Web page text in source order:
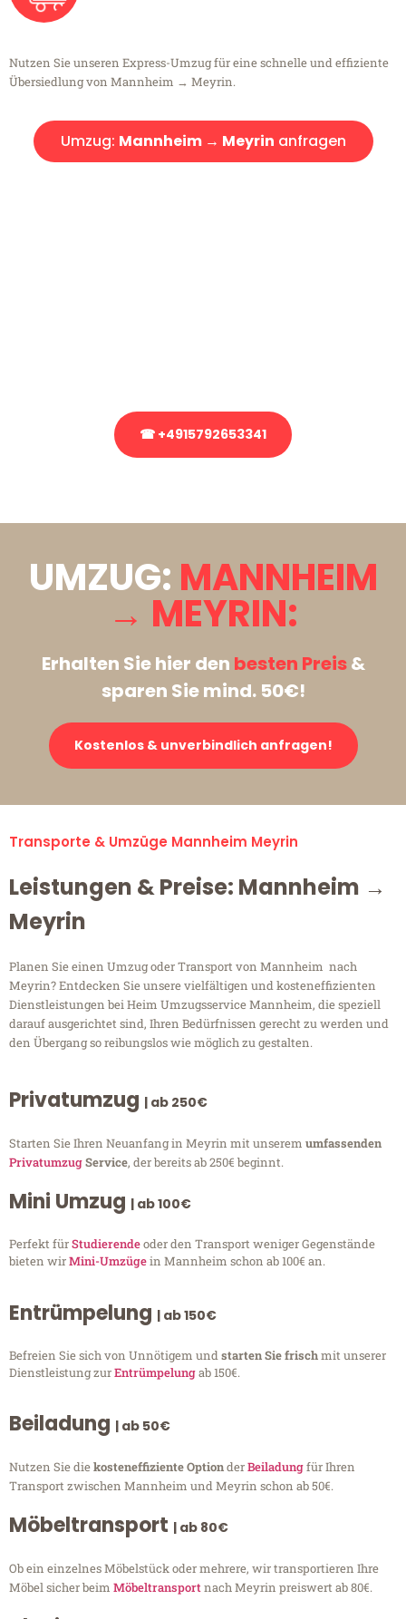
Nutzen Sie unseren Express-Umzug für eine schnelle und effiziente
Übersiedlung von Mannheim → Meyrin.
Umzug: Mannheim → Meyrin anfragen
☎ +4915792653341
UMZUG: MANNHEIM
→ MEYRIN:
Erhalten Sie hier den besten Preis&
sparen Sie mind. 50€!
Kostenlos & unverbindlich anfragen!
Transporte & Umzüge Mannheim Meyrin
Leistungen & Preise: Mannheim →
Meyrin
Planen Sie einen Umzug oder Transport von Mannheim nach
Meyrin? Entdecken Sie unsere vielfältigen und kosteneffizienten
Dienstleistungen bei Heim Umzugsservice Mannheim, die speziell
darauf ausgerichtet sind, Ihren Bedürfnissen gerecht zu werden und
den Übergang so reibungslos wie möglich zu gestalten.
Privatumzug | ab 250€
Starten Sie Ihren Neuanfang in Meyrin mit unserem umfassenden
PrivatumzugService, der bereits ab 250€ beginnt.
Mini Umzug | ab 100€
Perfekt fürStudierendeoder den Transport weniger Gegenstände
bieten wirMini-Umzügein Mannheim schon ab 100€ an.
Entrümpelung | ab 150€
Befreien Sie sich von Unnötigem undstarten Sie frischmit unserer
Dienstleistung zurEntrümpelungab 150€.
Beiladung | ab 50€
Nutzen Sie diekosteneffiziente OptionderBeiladungfür Ihren
Transport zwischen Mannheim und Meyrin schon ab 50€.
Möbeltransport | ab 80€
Ob ein einzelnes Möbelstück oder mehrere, wir transportieren Ihre
Möbel sicher beim Möbeltransportnach Meyrin preiswert ab 80€.